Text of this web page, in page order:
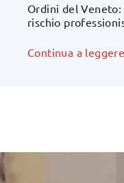
Ordini del
rischio
Continua a leggere